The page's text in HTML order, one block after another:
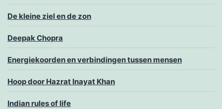
De kleine ziel en de zon
Deepak Chopra
Energiekoorden en verbindingen tussen mensen
Hoop door Hazrat Inayat Khan
Indian rules of life